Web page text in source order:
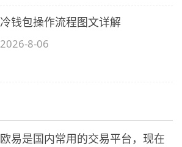
冷钱包操作流程图文详解
2026-8-06
欧易是国内常用的交易平台，现在